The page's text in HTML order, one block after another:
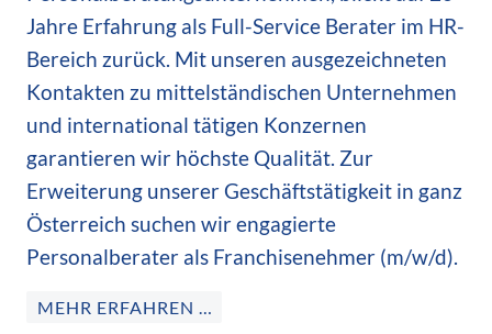
Jahre Erfahrung als Full-Service Berater im HR-
Bereich zurück. Mit unseren ausgezeichneten
Kontakten zu mittelständischen Unternehmen
und international tätigen Konzernen
garantieren wir höchste Qualität. Zur
Erweiterung unserer Geschäftstätigkeit in ganz
Österreich suchen wir engagierte
Personalberater als Franchisenehmer (m/w/d).
MEHR ERFAHREN …